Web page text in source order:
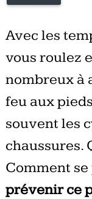
Avec les
vous roulez
nombreux à
feu aux
souvent les
chaussures.
Comment
prévenir ce